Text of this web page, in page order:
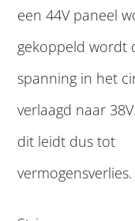
een 44V paneel
gekoppeld wordt
spanning in het
verlaagd naar
dit leidt dus tot
vermogensverlies.